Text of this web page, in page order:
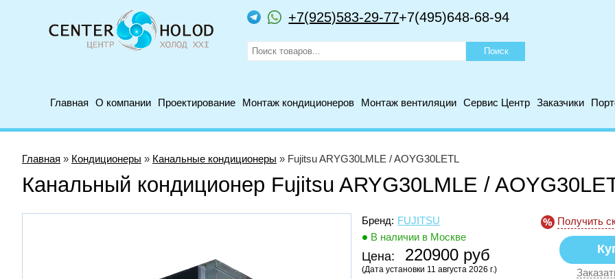
+7(925)583-29-77+7(495)648-68-94
Главная О компании Проектирование Монтаж кондиционеров Монтаж вентиляции Сервис Центр Заказчики
Главная » Кондиционеры » Канальные кондиционеры » Fujitsu ARYG30LMLE / AOYG30LETL
Канальный кондиционер Fujitsu ARYG30LMLE /
Бренд: FUJITSU
В наличии в Москве
Цена: 220900 руб
(Дата установки 11 августа 2026 г.)
Получить